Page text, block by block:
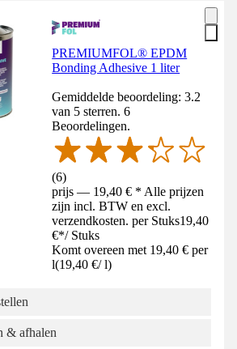
PREMIUMFOL® EPDM
Bonding Adhesive 1 liter
Gemiddelde beoordeling: 3.2
van 5 sterren. 6
Beoordelingen.
(6)
prijs — 19,40 € * Alle prijzen
zijn incl. BTW en excl.
verzendkosten. per Stuks19,40
€*/ Stuks
Komt overeen met 19,40 € per
l(19,40 €/ l)
& afhalen